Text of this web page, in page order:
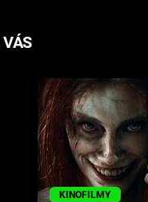
KINOFILMY